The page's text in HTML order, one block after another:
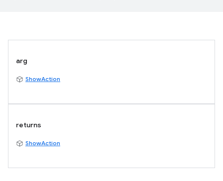
arg
ShowAction
returns
ShowAction